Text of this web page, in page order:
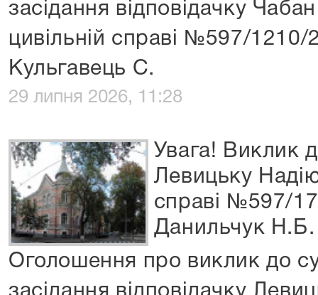
засідання відповідачку
цивільній справі №597/
Кульгавець С.
29 липня 2026, 11:28
Увага! Виклик
Левицьку Надію
справі №597/
Данильчук Н.Б.
Оголошення про виклик до